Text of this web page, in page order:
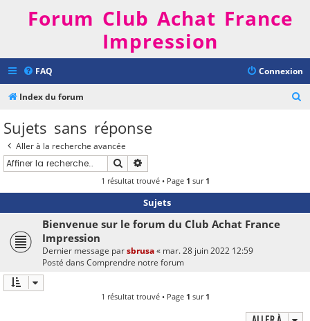
Forum Club Achat France
Impression
FAQ Connexion
Index du forum
Sujets sans réponse
Aller à la recherche avancée
Rechercher
1 résultat trouvé • Page 1 sur 1
Sujets
Bienvenue sur le forum du Club Achat France
Impression
Dernier message parsbrusa« mar. 28 juin 2022 12:59
Posté dans Comprendre notre forum
1 résultat trouvé • Page 1 sur 1